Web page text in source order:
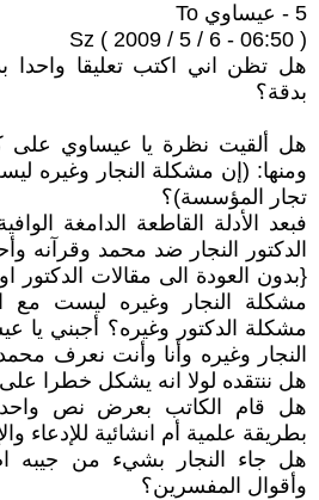
5 - عيساوي To
Sz ( 2009 / 5 / 6 - 06:50 )
هل تظن اني اكتب تعليقا واحدا
بدقة؟
هل ألقيت نظرة يا عيساوي على
ومنها: (إن مشكلة النجار وغيره
تجار المؤسسة)؟
فبعد الأدلة القاطعة الدامغة
الدكتور النجار ضد محمد وقرآنه
{بدون العودة الى مقالات الدكتور او
مشكلة النجار وغيره ليست
مشكلة الدكتور وغيره؟ أجبني يا
النجار وغيره وأنا وأنت نعرف
هل ننتقده لولا انه يشكل خطرا
هل قام الكاتب بعرض نص
بطريقة علمية أم انشائية للإدعاء
هل جاء النجار بشيء من جيبه
وأقوال المفسرين؟